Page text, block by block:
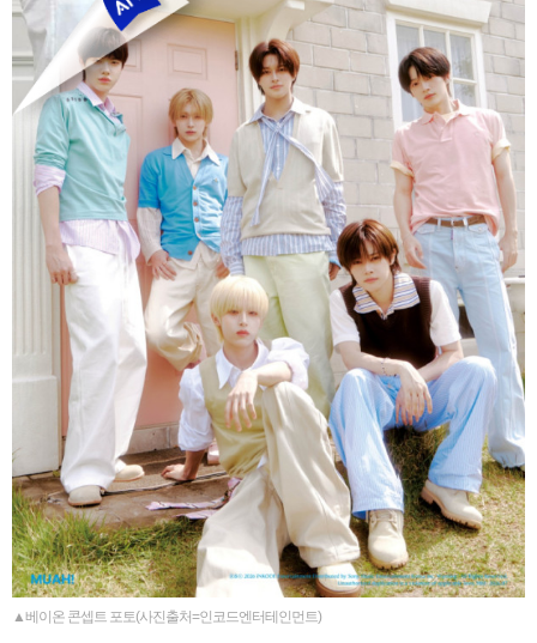
▲베이온 콘셉트 포토(사진출처=인코드엔터테인먼트)